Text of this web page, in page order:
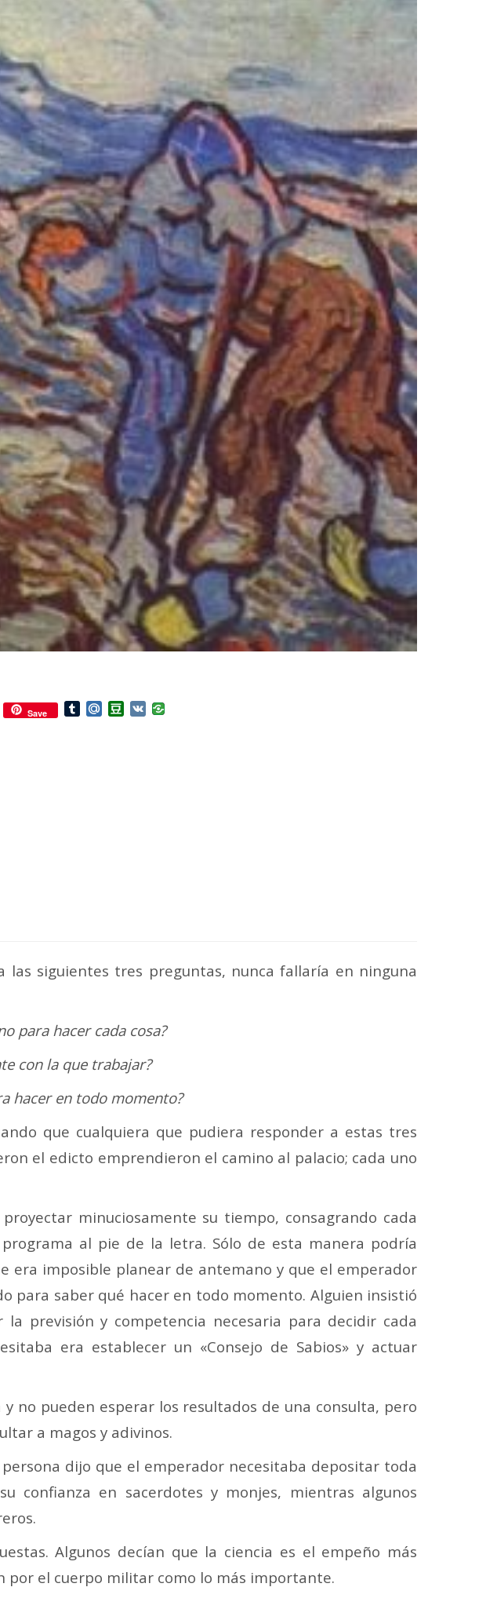
YahooSave TumblrMail.RuDouban
VK
siguientes tres preguntas, nunca fallaría en ninguna
para hacer cada cosa?
con la que trabajar?
hacer en todo momento?
que cualquiera que pudiera responder a estas tres
el edicto emprendieron el camino al palacio; cada uno
minuciosamente su tiempo, consagrando cada
al pie de la letra. Sólo de esta manera podría
era imposible planear de antemano y que el emperador
para saber qué hacer en todo momento. Alguien insistió
previsión y competencia necesaria para decidir cada
era establecer un «Consejo de Sabios» y actuar
no pueden esperar los resultados de una consulta, pero
a magos y adivinos.
dijo que el emperador necesitaba depositar toda
confianza en sacerdotes y monjes, mientras algunos
Algunos decían que la ciencia es el empeño más
por el cuerpo militar como lo más importante.